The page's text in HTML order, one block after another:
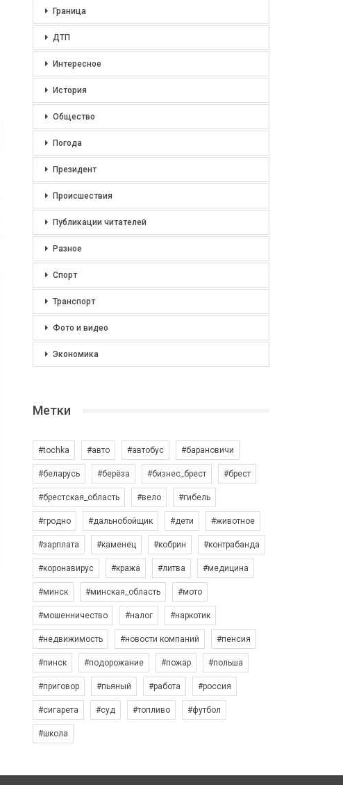
Граница
ДТП
Интересное
История
Общество
Погода
Президент
Происшествия
Публикации читателей
Разное
Спорт
Транспорт
Фото и видео
Экономика
Метки
#tochka #авто #автобус #барановичи
#беларусь #берёза #бизнес_брест #брест
#брестская_область #вело #гибель
#гродно #дальнобойщик #дети #животное
#зарплата #каменец #кобрин #контрабанда
#коронавирус #кража #литва #медицина
#минск #минская_область #мото
#мошенничество #налог #наркотик
#недвижимость #новости компаний #пенсия
#пинск #подорожание #пожар #польша
#приговор #пьяный #работа #россия
#сигарета #суд #топливо #футбол
#школа